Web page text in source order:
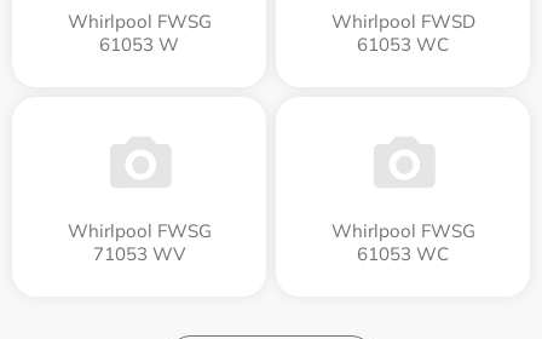
Whirlpool FWSG
61053 W
Whirlpool FWSD
61053 WC
Whirlpool FWSG
71053 WV
Whirlpool FWSG
61053 WC